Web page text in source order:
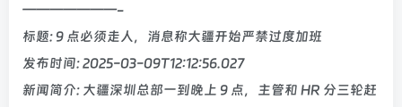
———————-
标题: 9 点必须走人，消息称大疆开始严禁过度加班
发布时间: 2025-03-09T12:12:56.027
新闻简介: 大疆深圳总部一到晚上 9 点，主管和 HR 分三轮赶